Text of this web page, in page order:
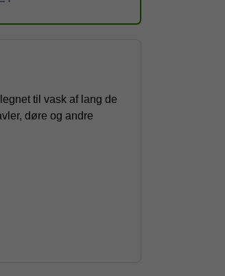
til vask af lang de
døre og andre